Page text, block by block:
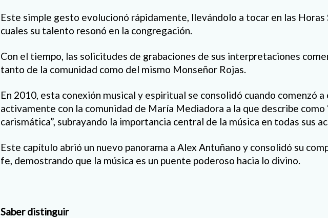
Este simple gesto evolucionó rápidamente, llevándolo a tocar en las Horas
cuales su talento resonó en la congregación.
Con el tiempo, las solicitudes de grabaciones de sus interpretaciones
tanto de la comunidad como del mismo Monseñor Rojas.
En 2010, esta conexión musical y espiritual se consolidó cuando comenzó a
activamente con la comunidad de María Mediadora a la que describe como
carismática”, subrayando la importancia central de la música en todas sus
Este capítulo abrió un nuevo panorama a Alex Antuñano y consolidó su
fe, demostrando que la música es un puente poderoso hacia lo divino.
Saber distinguir